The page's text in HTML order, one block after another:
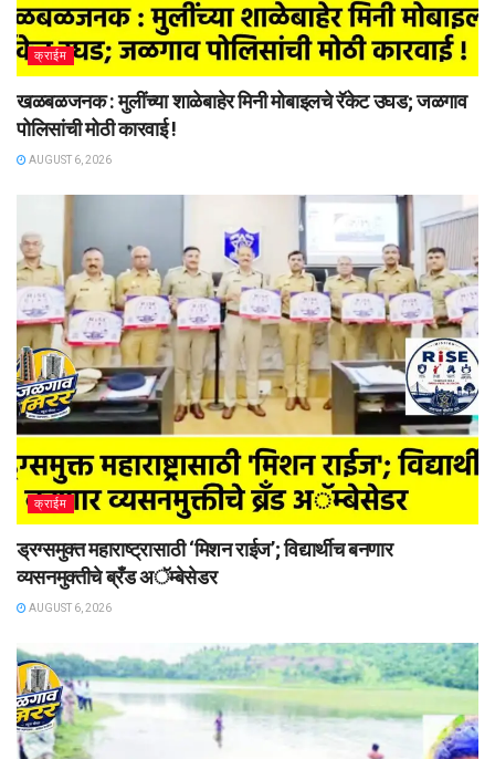
क्राईम
खळबळजनक : मुलींच्या शाळेबाहेर मिनी मोबाइलचे रॅकेट उघड; जळगाव
पोलिसांची मोठी कारवाई !
AUGUST 6, 2026
क्राईम
ड्रग्समुक्त महाराष्ट्रासाठी ‘मिशन राईज’; विद्यार्थीच बनणार
व्यसनमुक्तीचे ब्रँड अॅम्बेसेडर
AUGUST 6, 2026